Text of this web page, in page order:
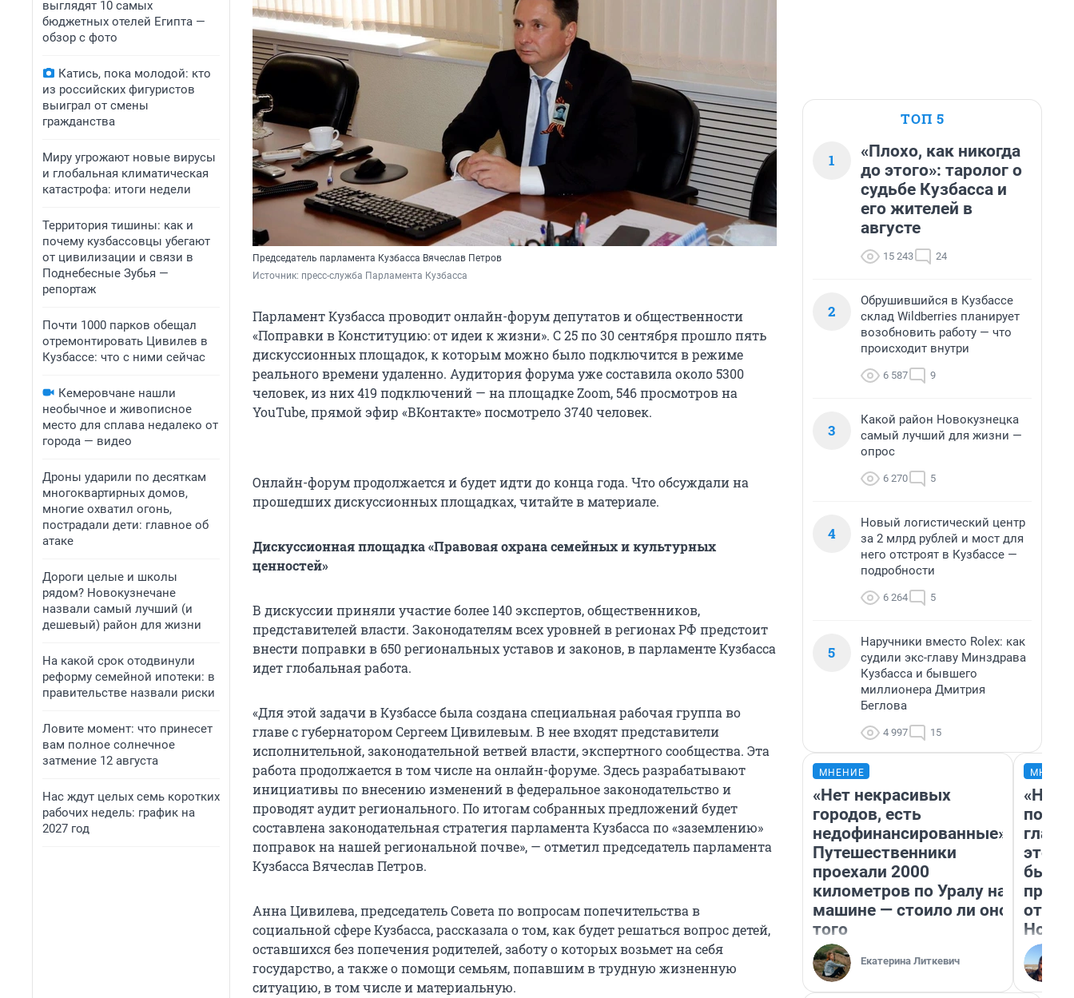
выглядят 10 самых
бюджетных отелей Египта —
обзор с фото
Катись, пока молодой: кто
из российских фигуристов
выиграл от смены
гражданства
Миру угрожают новые вирусы
и глобальная климатическая
катастрофа: итоги недели
Территория тишины: как и
почему кузбассовцы убегают
от цивилизации и связи в
Поднебесные Зубья —
репортаж
Почти 1000 парков обещал
отремонтировать Цивилев в
Кузбассе: что с ними сейчас
Кемеровчане нашли
необычное и живописное
место для сплава недалеко от
города — видео
Дроны ударили по десяткам
многоквартирных домов,
многие охватил огонь,
пострадали дети: главное об
атаке
Дороги целые и школы
рядом? Новокузнечане
назвали самый лучший (и
дешевый) район для жизни
На какой срок отодвинули
реформу семейной ипотеки: в
правительстве назвали риски
Ловите момент: что принесет
вам полное солнечное
затмение 12 августа
Нас ждут целых семь коротких
рабочих недель: график на
2027 год
Председатель парламента Кузбасса Вячеслав Петров
Источник: пресс-служба Парламента Кузбасса
Парламент Кузбасса проводит онлайн-форум депутатов и общественности
«Поправки в Конституцию: от идеи к жизни». С 25 по 30 сентября прошло пять
дискуссионных площадок, к которым можно было подключится в режиме
реального времени удаленно. Аудитория форума уже составила около 5300
человек, из них 419 подключений — на площадке Zoom, 546 просмотров на
YouTube, прямой эфир «ВКонтакте» посмотрело 3740 человек.
Онлайн-форум продолжается и будет идти до конца года. Что обсуждали на
прошедших дискуссионных площадках, читайте в материале.
Дискуссионная площадка «Правовая охрана семейных и культурных
ценностей»
В дискуссии приняли участие более 140 экспертов, общественников,
представителей власти. Законодателям всех уровней в регионах РФ предстоит
внести поправки в 650 региональных уставов и законов, в парламенте Кузбасса
идет глобальная работа.
«Для этой задачи в Кузбассе была создана специальная рабочая группа во
главе с губернатором Сергеем Цивилевым. В нее входят представители
исполнительной, законодательной ветвей власти, экспертного сообщества. Эта
работа продолжается в том числе на онлайн-форуме. Здесь разрабатывают
инициативы по внесению изменений в федеральное законодательство и
проводят аудит регионального. По итогам собранных предложений будет
составлена законодательная стратегия парламента Кузбасса по «заземлению»
поправок на нашей региональной почве», — отметил председатель парламента
Кузбасса Вячеслав Петров.
Анна Цивилева, председатель Совета по вопросам попечительства в
социальной сфере Кузбасса, рассказала о том, как будет решаться вопрос детей,
оставшихся без попечения родителей, заботу о которых возьмет на себя
государство, а также о помощи семьям, попавшим в трудную жизненную
ситуацию, в том числе и материальную.
ТОП 5
1
«Плохо, как никогда
до этого»: таролог о
судьбе Кузбасса и
его жителей в
августе
15 243 24
2
Обрушившийся в Кузбассе
склад Wildberries планирует
возобновить работу — что
происходит внутри
6 587 9
3
Какой район Новокузнецка
самый лучший для жизни —
опрос
6 270 5
4
Новый логистический центр
за 2 млрд рублей и мост для
него отстроят в Кузбассе —
подробности
6 264 5
5
Наручники вместо Rolex: как
судили экс-главу Минздрава
Кузбасса и бывшего
миллионера Дмитрия
Беглова
4 997 15
МНЕНИЕ
«Нет некрасивых
городов, есть
недофинансированные».
Путешественники
проехали 2000
километров по Уралу на
машине — стоило ли оно
того
Екатерина Литкевич
этого
бьет